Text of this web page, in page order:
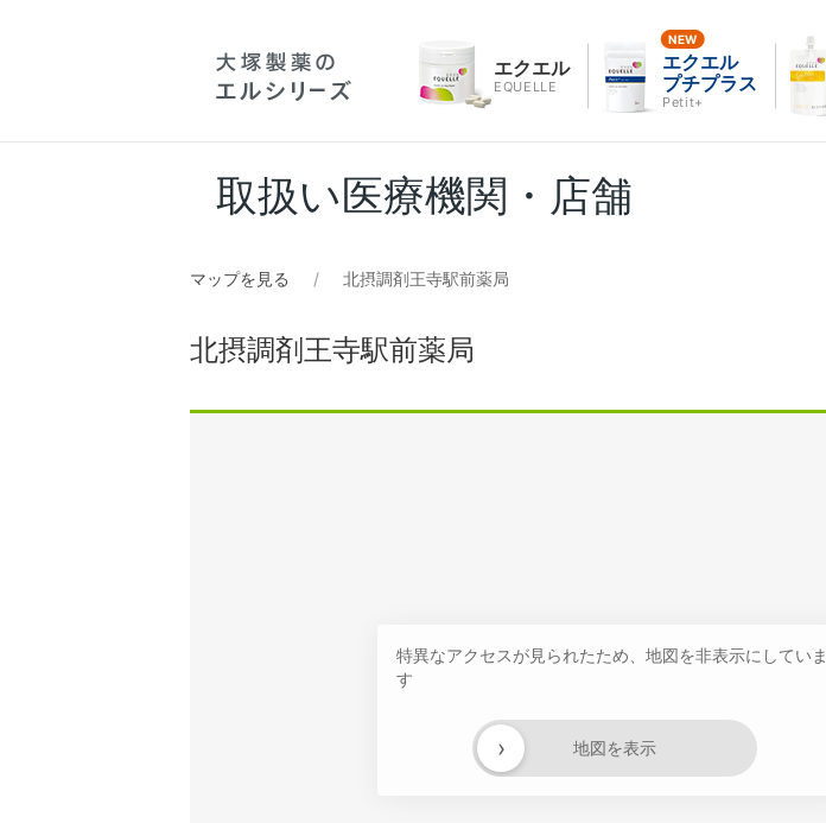
エクエル
EQUELLE
エクエル
プチプラス
Petit+
取扱い医療機関・店舗
マップを見る 北摂調剤王寺駅前薬局
北摂調剤王寺駅前薬局
特異なアクセスが見られたため、地図を非表示にしていま
す
地図を表示
›